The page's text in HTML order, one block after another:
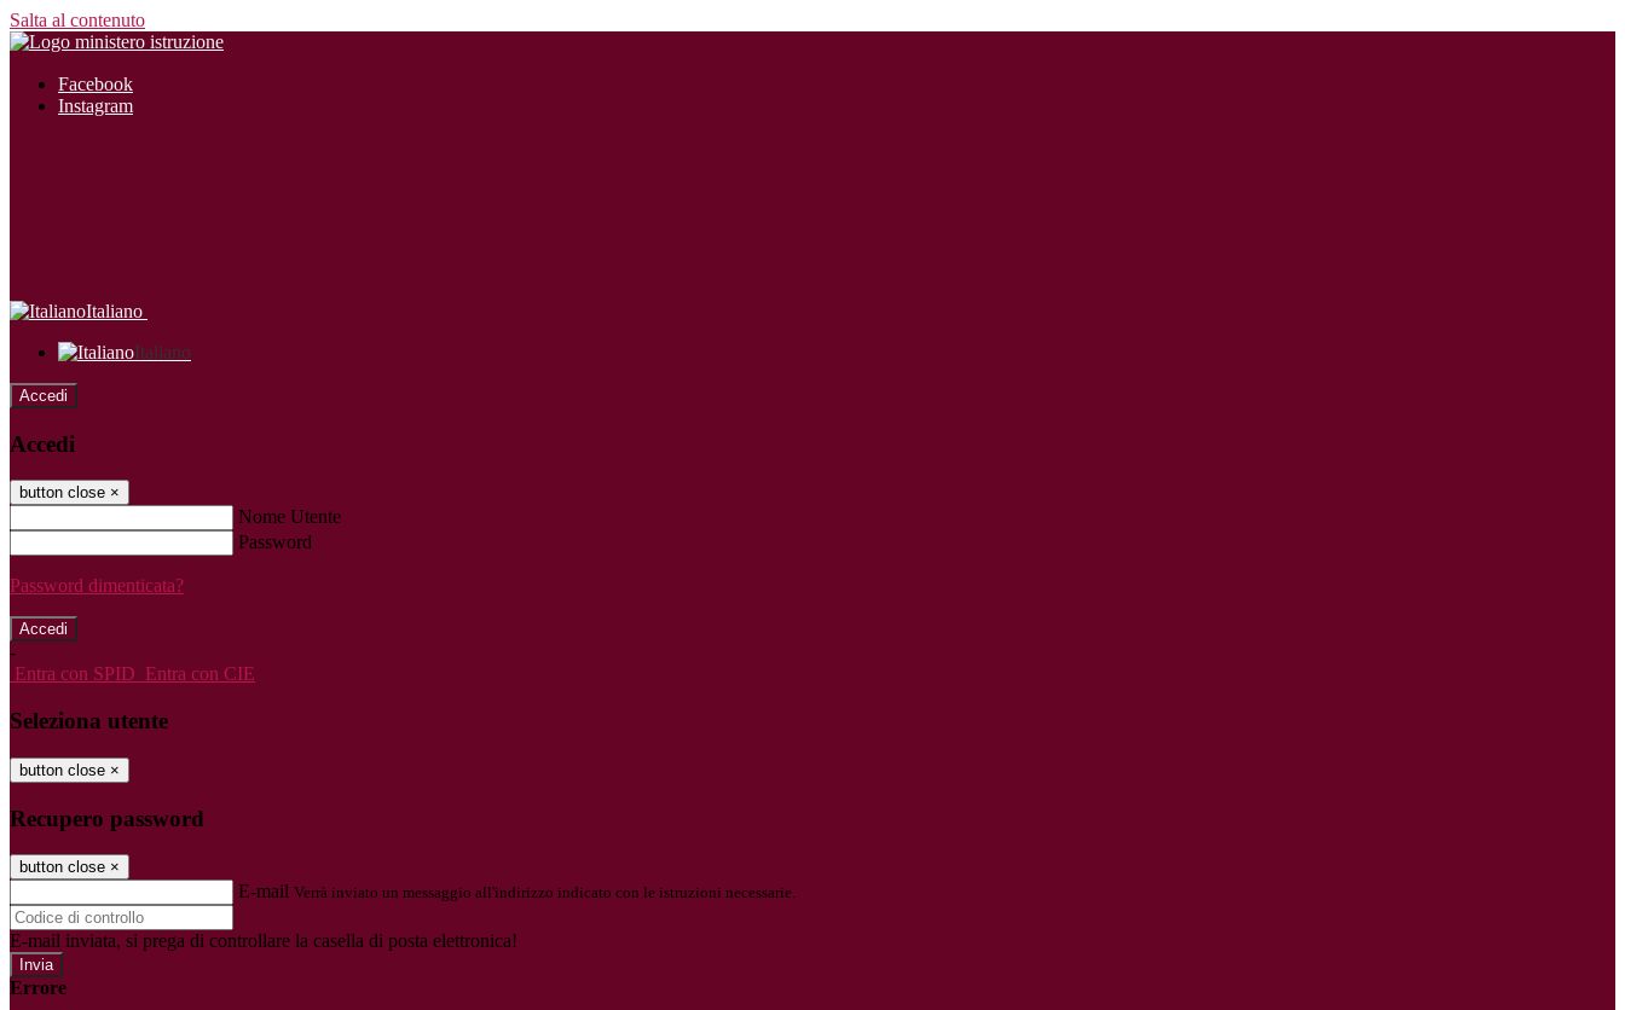
Salta al contenuto
Facebook
Instagram
Italiano
Italiano
Accedi
Accedi
button close ×
Nome Utente
Password
Password dimenticata?
-
Entra con SPID Entra con CIE
Seleziona utente
button close ×
Recupero password
button close ×
E-mail Verrà inviato un messaggio all'indirizzo indicato con le istruzioni necessarie.
E-mail inviata, si prega di controllare la casella di posta elettronica!
Errore